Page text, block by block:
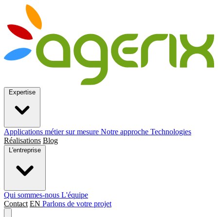
Applications métier sur mesure Notre approche Technologies
Réalisations Blog
Qui sommes-nous L'équipe
Contact EN Parlons de votre projet